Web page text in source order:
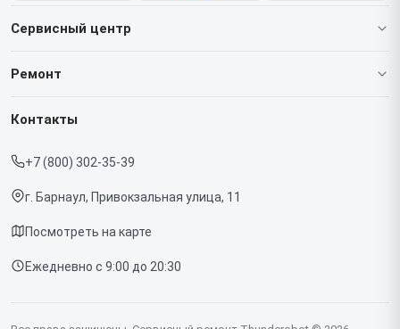
Сервисный центр
О нашем сервисе
Срочный ремонт
Доставка и способы оплаты
Диагностика
Контакты
Ремонт
Ноутбуков
Контакты
+7 (800) 302-35-39
г. Барнаул, Привокзальная улица, 11
Посмотреть на карте
Ежедневно с 9:00 до 20:30